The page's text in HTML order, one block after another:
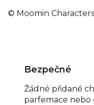
© Moomin
Bezpečné
Žádné přidané
parfemace nebo